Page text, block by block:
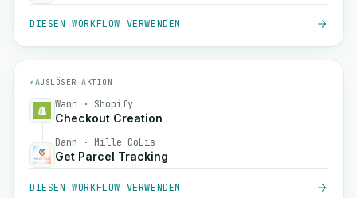
DIESEN WORKFLOW VERWENDEN
⚡AUSLÖSER→AKTION
Wann · Shopify
Checkout Creation
Dann · Mille CoLis
Get Parcel Tracking
DIESEN WORKFLOW VERWENDEN